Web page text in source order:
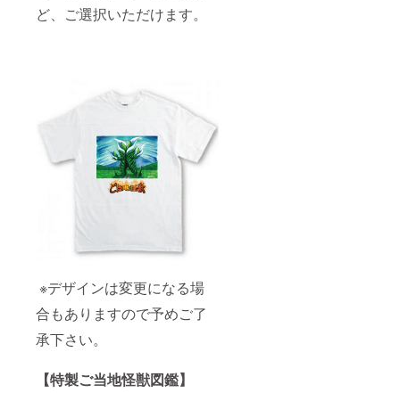
ど、ご選択いただけます。
※デザインは変更になる場
合もありますので予めご了
承下さい。
【特製ご当地怪獣図鑑】